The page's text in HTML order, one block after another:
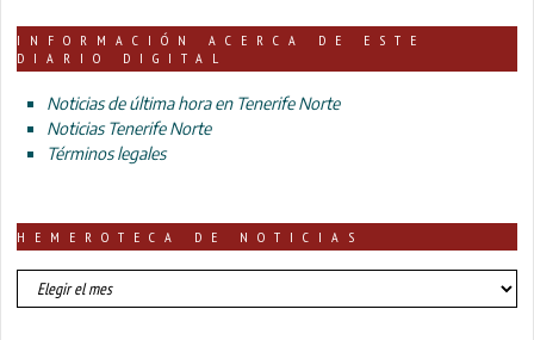
INFORMACIÓN ACERCA DE ESTE
DIARIO DIGITAL
Noticias de última hora en Tenerife Norte
Noticias Tenerife Norte
Términos legales
HEMEROTECA DE NOTICIAS
HEMEROTECA
DE